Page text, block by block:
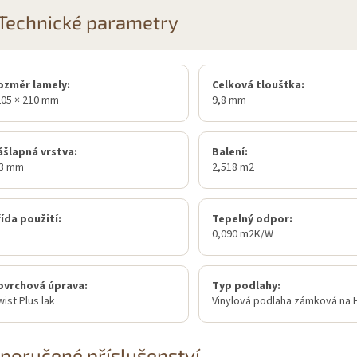
parametry
lamely:
× 210 mm
Celková tloušťka:
9,8 mm
vrstva:
mm
Balení:
2,518 m2
použití:
Tepelný odpor:
0,090 m2K/W
úprava:
Plus lak
Typ podlahy:
Vinylová podlaha zámková na